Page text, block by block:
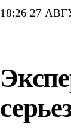
18:26 27